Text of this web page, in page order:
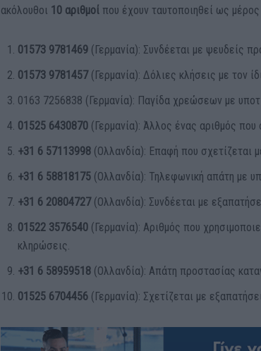
ακόλουθοι 10 αριθμοί που έχουν ταυτοποιηθεί ως
01573 9781469 (Γερμανία): Συνδέεται με ψευδείς
01573 9781457(Γερμανία): Δόλιες κλήσεις με τον
0163 7256838 (Γερμανία): Παγίδα χρεώσεων με
01525 6430870 (Γερμανία): Άλλος ένας αριθμός
+31 6 57113998 (Ολλανδία): Επαφή που σχετίζεται
+31 6 58818175 (Ολλανδία): Τηλεφωνική απάτη με
+31 6 20804727(Ολλανδία): Συνδέεται με
01522 3576540 (Γερμανία): Αριθμός που
κληρώσεις.
+31 6 58959518 (Ολλανδία): Απάτη προστασίας
01525 6704456 (Γερμανία): Σχετίζεται με